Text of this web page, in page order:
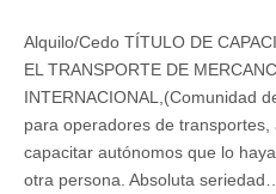
Alquilo/Cedo TÍTULO DE
EL TRANSPORTE DE
INTERNACIONAL,(Comunidad
para operadores de
capacitar autónomos que lo
otra persona. Absoluta seriedad…